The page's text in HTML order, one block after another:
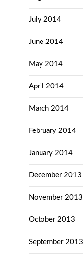
July 2014
June 2014
May 2014
April 2014
March 2014
February 2014
January 2014
December 2013
November 2013
October 2013
September 2013